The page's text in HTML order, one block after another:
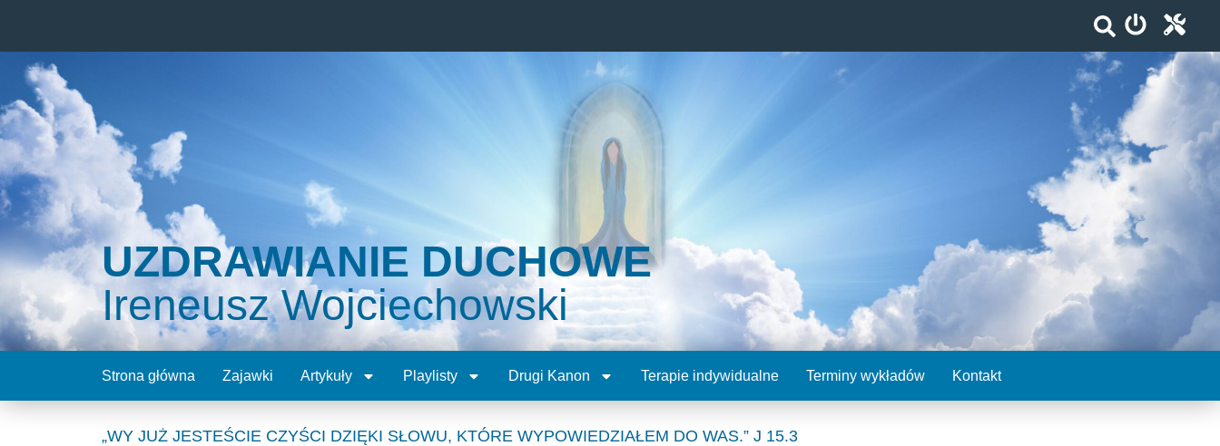
UZDRAWIANIE DUCHOWE
Ireneusz Wojciechowski
Strona główna Zajawki Artykuły Playlisty Drugi Kanon Terapie indywidualne Terminy wykładów Kontakt
„WY JUŻ JESTEŚCIE CZYŚCI DZIĘKI SŁOWU, KTÓRE WYPOWIEDZIAŁEM DO WAS.” J 15.3